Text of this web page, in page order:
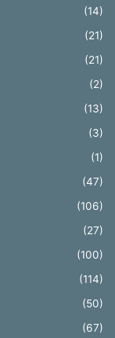
(14)
(21)
(21)
(2)
(13)
(3)
(1)
(47)
(106)
(27)
(100)
(114)
(50)
(67)